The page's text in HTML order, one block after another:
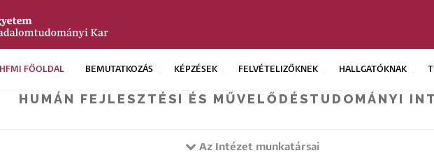
HFMI FŐOLDAL BEMUTATKOZÁS KÉPZÉSEK FELVÉTELIZŐKNEK HALLGATÓKNAK
HUMÁN FEJLESZTÉSI ÉS MŰVELŐDÉSTUDOMÁNYI
Az Intézet munkatársai